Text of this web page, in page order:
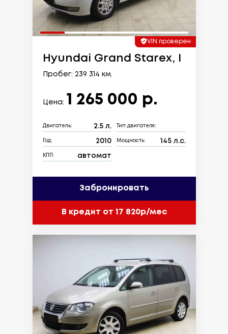
VIN проверен
Hyundai Grand Starex, I
Пробег: 239 314 км.
Цена: 1 265 000 р.
Двигатель: 2.5 л. Тип двигателя:
Год: 2010 Мощность: 145 л.с.
КПП: автомат
Забронировать
В кредит от 17 820р/мес